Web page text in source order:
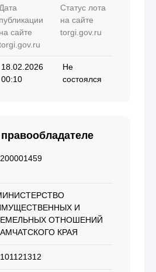
Дата
публикации
на сайте
Статус лота
на сайте
torgi.gov.ru
18.02.2026
00:10
Не
состоялся
И
ОТНОШЕНИЙ
КРАЯ